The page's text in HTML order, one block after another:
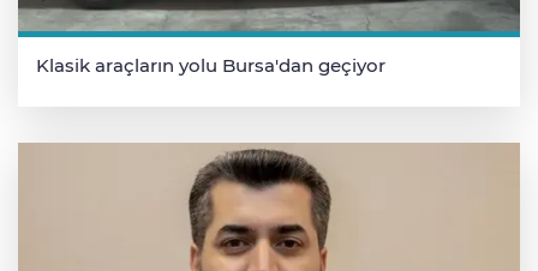
Klasik araçların yolu Bursa'dan geçiyor